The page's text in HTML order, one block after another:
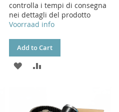
controlla i tempi di consegna
nei dettagli del prodotto
Voorraad info
Add to Cart
ADD